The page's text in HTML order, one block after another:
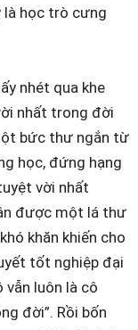
là học trò cưng
nhét qua khe
nhất trong đời
bức thư ngắn từ
học, đứng hạng
vời nhất
được một lá thư
khăn khiến cho
tốt nghiệp đại
vẫn luôn là cô
đời”. Rồi bốn